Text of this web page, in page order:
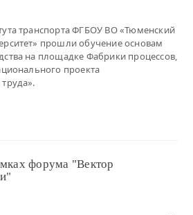
транспорта ФГБОУ ВО «Тюменский
прошли обучение основам
на площадке Фабрики процессов,
проекта
форума "Вектор